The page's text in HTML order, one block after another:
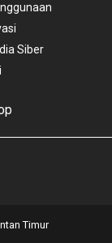
Siber
Timur